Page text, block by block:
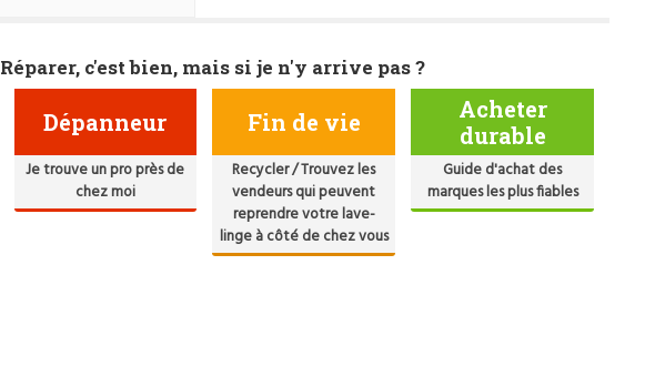
Réparer, c'est bien, mais si je n'y arrive pas ?
Dépanneur
Je trouve un pro près de
chez moi
Fin de vie
Recycler / Trouvez les
vendeurs qui peuvent
reprendre votre lave-
linge à côté de chez vous
Acheter
durable
Guide d'achat des
marques les plus fiables